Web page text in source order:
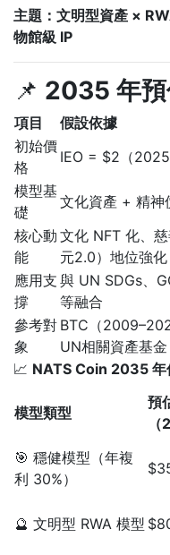
主題：文明型資產 ×
物館級 IP
📌 2035 年預
項目
假設依據
初始價
格
IEO = $2（2025
模型基
礎
文化資產 + 精神
核心動
能
文化 NFT 化、
元2.0）地位強化
應用支
撐
與 UN SDGs、
等融合
參考對
象
BTC（
UN相關資產基金
📈 NATS Coin 2035 年
模型類型
預
🎯 穩健模型（年複
利 30%）
🔮 文明型 RWA 模型